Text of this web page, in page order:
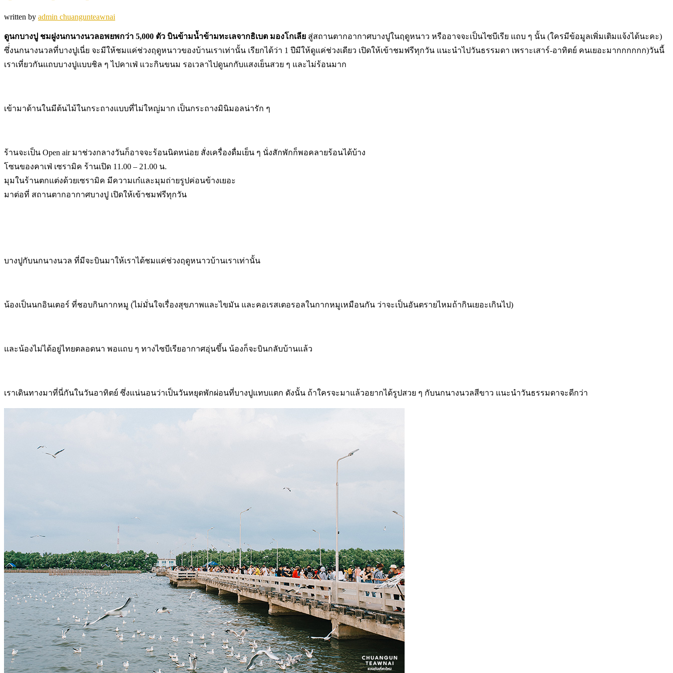
written by admin chuangunteawnai
ดูนกบางปู ชมฝูงนกนางนวลอพยพกว่า 5,000 ตัว บินข้ามน้ำข้ามทะเลจากธิเบต มองโกเลีย สู่สถานตากอากาศบางปูในฤดูหนาว หรืออาจจะเป็นไซบีเรีย แถบ ๆ นั้น (ใครมีข้อมูลเพิ่มเติมแจ้งได้นะคะ)
ซึ่่งนกนางนวลที่บางปูเนี่ย จะมีให้ชมแค่ช่วงฤดูหนาวของบ้านเราเท่านั้น เรียกได้ว่า 1 ปีมีให้ดูแค่ช่วงเดียว เปิดให้เข้าชมฟรีทุกวัน แนะนำไปวันธรรมดา เพราะเสาร์-อาทิตย์ คนเยอะมากกกกกก)วันนี้
เราเที่ยวกันแถบบางปูแบบชิล ๆ ไปคาเฟ่ แวะกินขนม รอเวลาไปดูนกกับแสงเย็นสวย ๆ และไม่ร้อนมาก
เข้ามาด้านในมีต้นไม้ในกระถางแบบที่ไม่ใหญ่มาก เป็นกระถางมินิมอลน่ารัก ๆ
ร้านจะเป็น Open air มาช่วงกลางวันก็อาจจะร้อนนิดหน่อย สั่งเครื่องดื่มเย็น ๆ นั่งสักพักก็พอคลายร้อนได้บ้าง
โซนของคาเฟ่ เซรามิค ร้านเปิด 11.00 – 21.00 น.
มุมในร้านตกแต่งด้วยเซรามิค มีความเก๋และมุมถ่ายรูปค่อนข้างเยอะ
มาต่อที่ สถานตากอากาศบางปู เปิดให้เข้าชมฟรีทุกวัน
บางปูกับนกนางนวล ที่มีจะบินมาให้เราได้ชมแค่ช่วงฤดูหนาวบ้านเราเท่านั้น
น้องเป็นนกอินเตอร์ ที่ชอบกินกากหมู (ไม่มั่นใจเรื่องสุขภาพและไขมัน และคอเรสเตอรอลในกากหมูเหมือนกัน ว่าจะเป็นอันตรายไหมถ้ากินเยอะเกินไป)
และน้องไม่ได้อยู่ไทยตลอดนา พอแถบ ๆ ทางไซบีเรียอากาศอุ่นขึ้น น้องก็จะบินกลับบ้านแล้ว
เราเดินทางมาที่นี่กันในวันอาทิตย์ ซึ่งแน่นอนว่าเป็นวันหยุดพักผ่อนที่บางปูแทบแตก ดังนั้น ถ้าใครจะมาแล้วอยากได้รูปสวย ๆ กับนกนางนวลสีขาว แนะนำวันธรรมดาจะดีกว่า